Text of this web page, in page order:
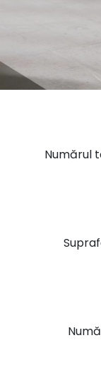
Numărul